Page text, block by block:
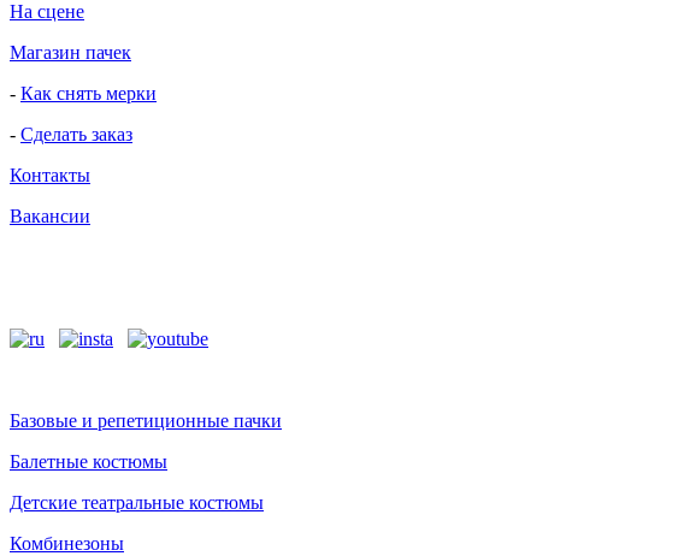
На сцене
Магазин пачек
- Как снять мерки
- Сделать заказ
Контакты
Вакансии
Базовые и репетиционные пачки
Балетные костюмы
Детские театральные костюмы
Комбинезоны